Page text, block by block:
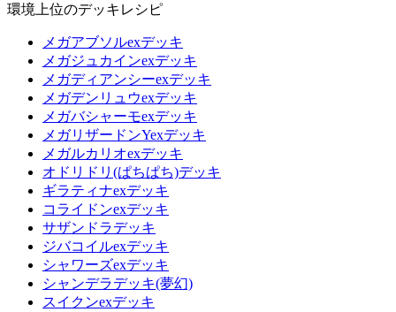
環境上位のデッキレシピ
メガアブソルexデッキ
メガジュカインexデッキ
メガディアンシーexデッキ
メガデンリュウexデッキ
メガバシャーモexデッキ
メガリザードンYexデッキ
メガルカリオexデッキ
オドリドリ(ぱちぱち)デッキ
ギラティナexデッキ
コライドンexデッキ
サザンドラデッキ
ジバコイルexデッキ
シャワーズexデッキ
シャンデラデッキ(夢幻)
スイクンexデッキ